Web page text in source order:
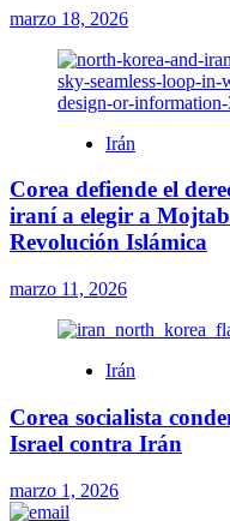
marzo 18, 2026
Irán
Corea defiende el
iraní a elegir a
Revolución Islámica
marzo 11, 2026
Irán
Corea socialista
Israel contra Irán
marzo 1, 2026